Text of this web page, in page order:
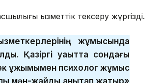
қызметтік тексеру жүргізді.
жұмысында
Қазіргі уақытта сондағы
ұжымымен психолог жұмыс